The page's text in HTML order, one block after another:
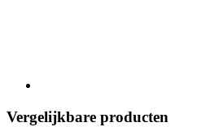
Vergelijkbare producten